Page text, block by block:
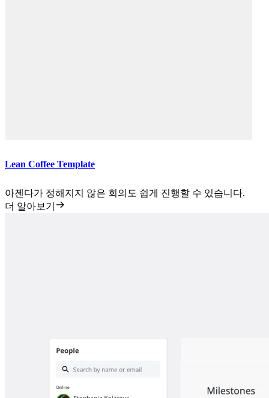
Lean Coffee Template
아젠다가 정해지지 않은 회의도 쉽게 진행할 수 있습니다.
더 알아보기